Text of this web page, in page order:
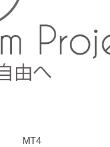
MT4